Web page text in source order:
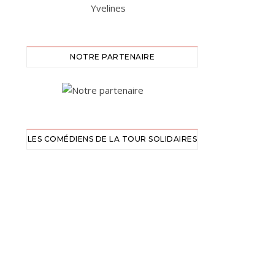
NOTRE PARTENAIRE
LES COMÉDIENS DE LA TOUR SOLIDAIRES